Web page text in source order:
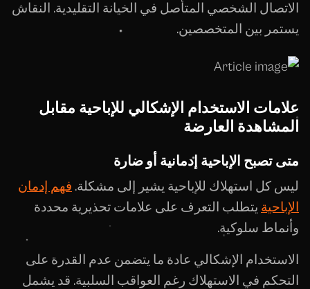
الاتصال الشخصي المتأصل في الخيانة التقليدية. النقاش
يستمر بين المتخصصين.
علامات الاستخدام الإشكالي للإباحية مقابل
المشاهدة العارضة
متى تصبح الإباحية إدمانية أو ضارة
ليس كل استهلاك للإباحية يشير إلى مشكلة. فهم إدمان
الإباحية يتطلب التعرف على علامات تحذيرية محددة
وأنماط سلوكية.
الاستخدام الإشكالي عادة ما يتضمن عدم القدرة على
التحكم في الاستهلاك رغم العواقب السلبية. قد يشمل